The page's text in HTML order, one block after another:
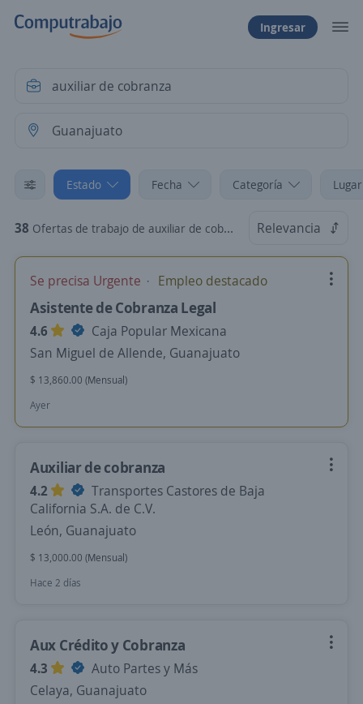
Ingresar
Estado Fecha Categoría
38 Ofertas de trabajo de auxiliar de cobranza en Guanajuato Relevancia
Se precisa Urgente Empleo destacado
Asistente de Cobranza Legal
4.6
Caja Popular Mexicana
San Miguel de Allende, Guanajuato
$ 13,860.00 (Mensual)
Ayer
Auxiliar de cobranza
4.2
Transportes Castores de Baja
California S.A. de C.V.
León, Guanajuato
$ 13,000.00 (Mensual)
Hace 2 días
Aux Crédito y Cobranza
4.3
Auto Partes y Más
Celaya, Guanajuato